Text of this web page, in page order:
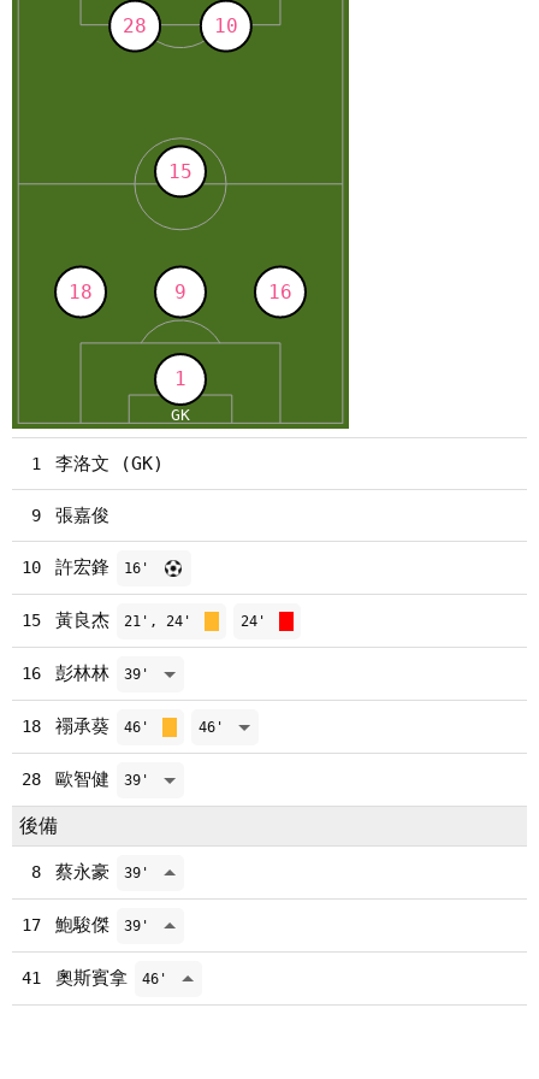
1 李洛文 (GK)
9 張嘉俊
10 許宏鋒 16'
15 黃良杰 21', 24' 24'
16 彭林林 39'
18 禤承葵 46' 46'
28 歐智健 39'
後備
8 蔡永豪 39'
17 鮑駿傑 39'
41 奧斯賓拿 46'